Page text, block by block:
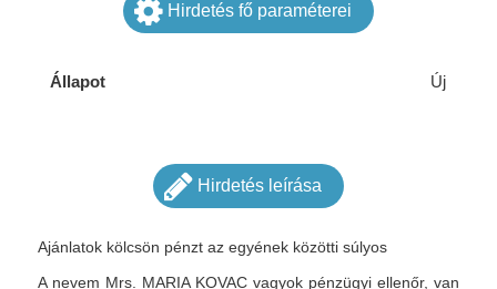
Hirdetés fő paraméterei
Állapot Új
Hirdetés leírása
Ajánlatok kölcsön pénzt az egyének közötti súlyos
A nevem Mrs. MARIA KOVAC vagyok pénzügyi ellenőr, van